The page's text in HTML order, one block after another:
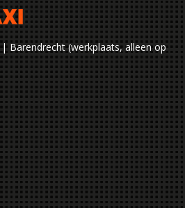
Barendrecht (werkplaats, alleen op